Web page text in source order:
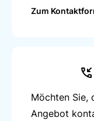
Zum
Möchten Sie,
Angebot